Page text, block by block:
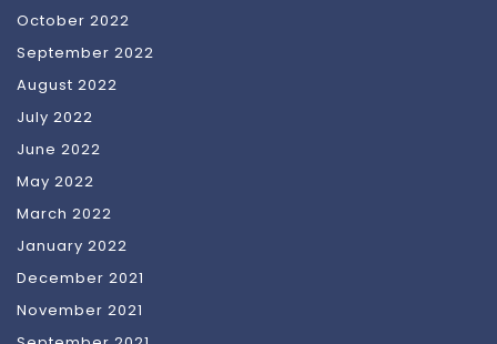
October 2022
September 2022
August 2022
July 2022
June 2022
May 2022
March 2022
January 2022
December 2021
November 2021